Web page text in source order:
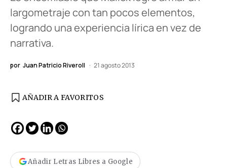
largometraje con tan pocos elementos,
logrando una experiencia lírica en vez de
narrativa.
por Juan Patricio Riveroll 21 agosto 2013
AÑADIR A FAVORITOS
Añadir Letras Libres a Google